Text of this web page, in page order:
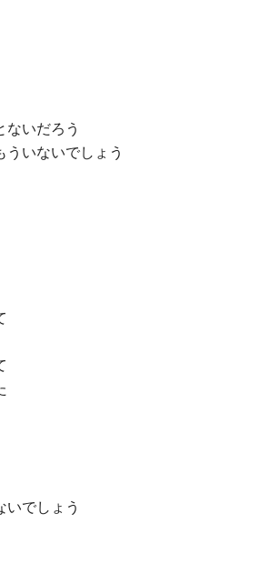
いだろう
いないでしょう
いでしょう